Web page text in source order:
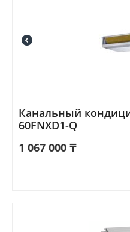
Канальный
60FNXD1-Q
1 067 000 ₸